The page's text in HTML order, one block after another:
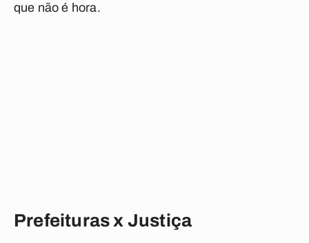
que não é hora.
Prefeituras x Justiça